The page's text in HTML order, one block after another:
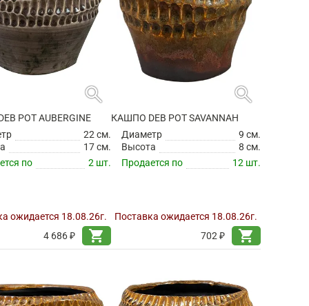
search
POT AUBERGINE
22 см.
17 см.
по
2 шт.
ожидается 18.08.26г.
4 686 ₽
shopping_cart
search
КАШПО DEB POT SAVANNAH
Диаметр
9 см.
Высота
8 см.
Продается по
12 шт.
Поставка ожидается 18.08.26г.
702 ₽
shopping_cart